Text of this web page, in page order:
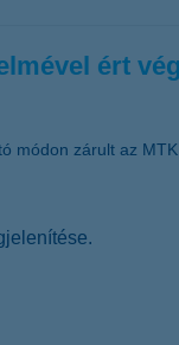
ért
módon zárult az